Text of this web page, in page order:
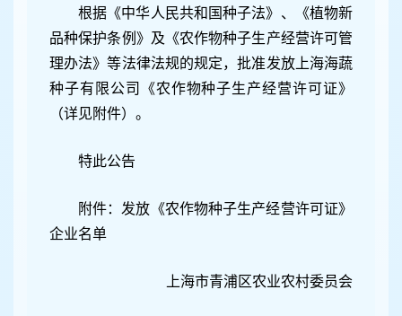
根据《中华人民共和国种子法》、《植物新
品种保护条例》及《农作物种子生产经营许可管
理办法》等法律法规的规定，批准发放上海海蔬
种子有限公司《农作物种子生产经营许可证》
（详见附件）。
特此公告
附件：发放《农作物种子生产经营许可证》
企业名单
上海市青浦区农业农村委员会